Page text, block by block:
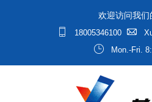
欢迎访问我们
18005346100
Mon.-Fri.